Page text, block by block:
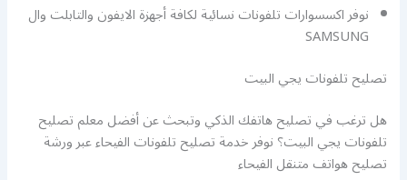
نوفر اكسسوارات تلفونات نسائية لكافة أجهزة الايفون والتابلت وال
SAMSUNG
تصليح تلفونات يجي البيت
هل ترغب في تصليح هاتفك الذكي وتبحث عن أفضل معلم تصليح
تلفونات يجي البيت؟ نوفر خدمة تصليح تلفونات الفيحاء عبر ورشة
تصليح هواتف متنقل الفيحاء